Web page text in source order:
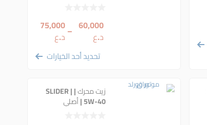
60,000
د.ع –
75,000
د.ع
تحديد أحد الخيارات
زيت محرك | SLIDER |
5W-40 | أصلي